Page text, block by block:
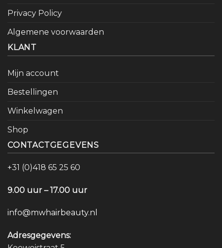
Privacy Policy
Algemene voorwaarden
KLANT
Mijn account
Bestellingen
Winkelwagen
Shop
CONTACTGEGEVENS
+31 (0)418 65 25 60
9.00 uur – 17.00 uur
info@mwhairbeauty.nl
Adresgegevens: